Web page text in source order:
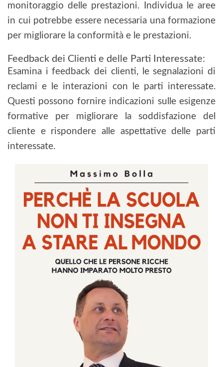
monitoraggio delle prestazioni. Individua le aree
in cui potrebbe essere necessaria una formazione
per migliorare la conformità e le prestazioni.
Feedback dei Clienti e delle Parti Interessate:
Esamina i feedback dei clienti, le segnalazioni di
reclami e le interazioni con le parti interessate.
Questi possono fornire indicazioni sulle esigenze
formative per migliorare la soddisfazione del
cliente e rispondere alle aspettative delle parti
interessate.